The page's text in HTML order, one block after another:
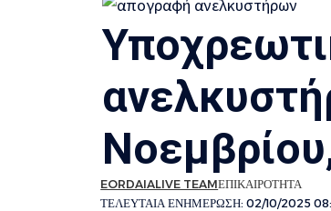
ΤΕΛΕΥΤΑΙΑ ΕΝΗΜΕΡΩΣΗ: 02/10/2025
EORDAIALIVE TEAMΕΠΙΚΑΙΡΟΤΗΤΑ